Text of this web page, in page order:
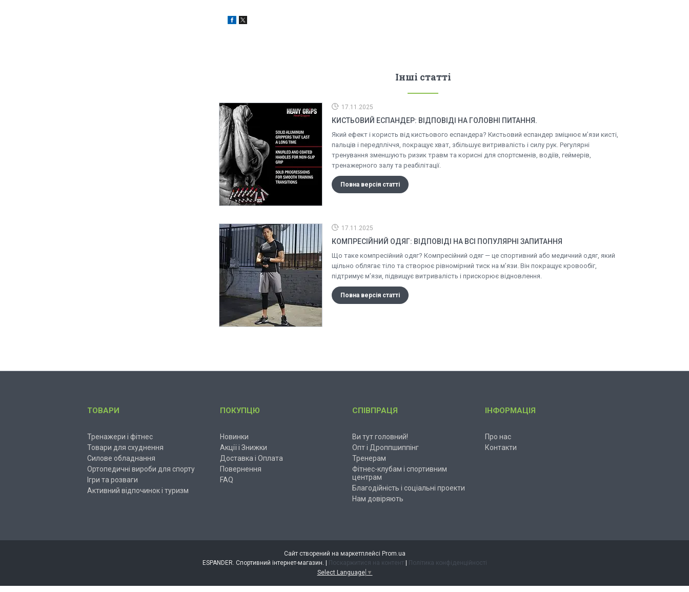
Інші статті
17.11.2025
КИСТЬОВИЙ ЕСПАНДЕР: ВІДПОВІДІ НА ГОЛОВНІ ПИТАННЯ.
Який ефект і користь від кистьового еспандера? Кистьовий еспандер зміцнює м’язи кисті,
пальців і передпліччя, покращує хват, збільшує витривалість і силу рук. Регулярні
тренування зменшують ризик травм та корисні для спортсменів, водіїв, геймерів,
тренажерного залу та реабілітації.
Повна версія статті
17.11.2025
КОМПРЕСІЙНИЙ ОДЯГ: ВІДПОВІДІ НА ВСІ ПОПУЛЯРНІ ЗАПИТАННЯ
Що таке компресійний одяг? Компресійний одяг — це спортивний або медичний одяг, який
щільно облягає тіло та створює рівномірний тиск на м’язи. Він покращує кровообіг,
підтримує м’язи, підвищує витривалість і прискорює відновлення.
Повна версія статті
ТОВАРИ
Тренажери і фітнес
Товари для схуднення
Силове обладнання
Ортопедичні вироби для спорту
Ігри та розваги
Активний відпочинок і туризм
ПОКУПЦЮ
Новинки
Акції і Знижки
Доставка і Оплата
Повернення
FAQ
СПІВПРАЦЯ
Ви тут головний!
Опт і Дроппшиппінг
Тренерам
Фітнес-клубам і спортивним
центрам
Благодійність і соціальні проекти
Нам довіряють
ІНФОРМАЦІЯ
Про нас
Контакти
Сайт створений на маркетплейсі Prom.ua
Поскаржитися на контент
Політика конфіденційності
Select Language ▼